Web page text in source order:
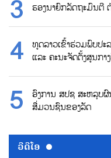
ຮອງນາຍົກລັດຖະມົນຕີ
ທູດລາວເຂົ້າຮ່ວມພົບປະ
ແລະ ຄະນະຈັດຕັ້ງສູນກ
ອົງການ ສປຊ ສະຫລຸບ
ສື່ມວນຊົນຂອງລັດ
ວີດີໂອ